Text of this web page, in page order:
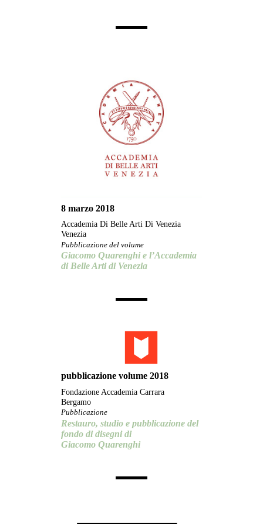
8 marzo 2018
Accademia Di Belle Arti Di Venezia
Venezia
Pubblicazione del volume
Giacomo Quarenghi e l’Accademia
di Belle Arti di Venezia
pubblicazione volume 2018
Fondazione Accademia Carrara
Bergamo
Pubblicazione
Restauro, studio e pubblicazione del
fondo di disegni di
Giacomo Quarenghi